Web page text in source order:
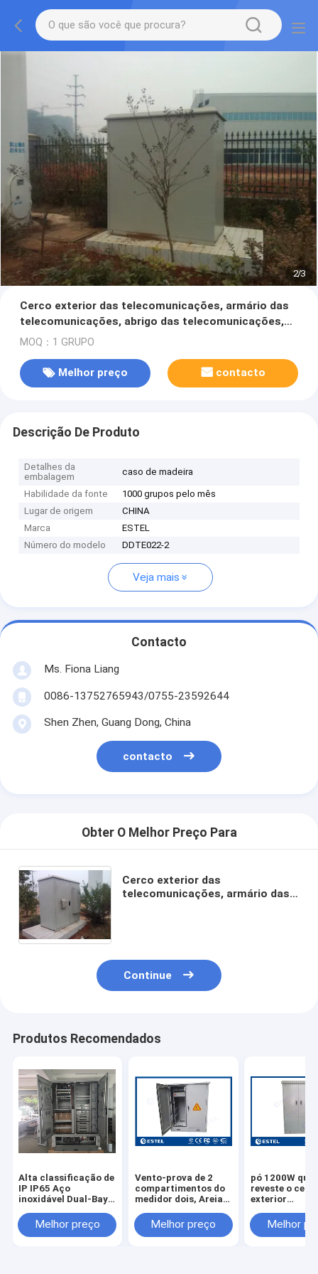
2/3
Cerco exterior das telecomunicações, armário das
telecomunicações, abrigo das telecomunicações,
armário da rua, IP55
MOQ：1 GRUPO
Melhor preço contacto
Descrição De Produto
Detalhes da
embalagem
caso de madeira
Habilidade da fonte
1000 grupos pelo mês
Lugar de origem
CHINA
Marca
ESTEL
Número do modelo
DDTE022-2
Veja mais
Contacto
Ms. Fiona Liang
0086-13752765943/0755-23592644
Shen Zhen, Guang Dong, China
contacto
Obter O Melhor Preço Para
Cerco exterior das
telecomunicações, armário das
Continue
Produtos Recomendados
Alta classificação de
IP IP65 Aço
inoxidável Dual-Bay
Telecom Enclosure
com controle
Melhor preço
Vento-prova de 2
compartimentos do
medidor dois, Areia-
Sun-prova e cerco
exterior contra-
Melhor preço
pó 1200W que
reveste o
exterior
equipamento
unidade de
Melhor